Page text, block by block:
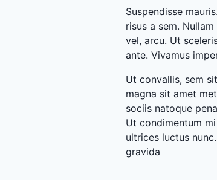
Suspendisse
risus a sem.
vel, arcu. Ut
ante. Vivamus
Ut convallis, sem
magna sit amet
sociis natoque
Ut condimentum
ultrices luctus
gravida